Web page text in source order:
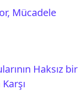
Mücadele
Haksız bir